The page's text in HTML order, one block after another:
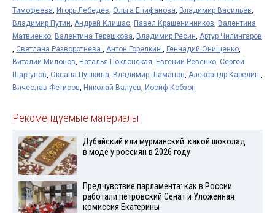
Тимофеева, Игорь Лебедев, Ольга Епифанова, Владимир Васильев,
Владимир Путин, Андрей Клишас, Павел Крашенинников, Валентина
Матвиенко, Валентина Терешкова, Владимир Ресин, Артур Чилингаров
, Светлана Разворотнева , Антон Горелкин , Геннадий Онищенко,
Виталий Милонов, Наталья Поклонская, Евгений Ревенко, Сергей
Шаргунов, Оксана Пушкина, Владимир Шаманов, Александр Карелин ,
Вячеслав Фетисов, Николай Валуев, Иосиф Кобзон
Рекомендуемые материалы
Дубайский или мурманский: какой шоколад
в моде у россиян в 2026 году
Предчувствие парламента: как в России
работали петровский Сенат и Уложенная
комиссия Екатерины